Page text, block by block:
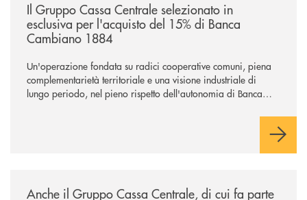
Il Gruppo Cassa Centrale selezionato in
esclusiva per l'acquisto del 15% di Banca
Cambiano 1884
Un'operazione fondata su radici cooperative comuni, piena
complementarietà territoriale e una visione industriale di
lungo periodo, nel pieno rispetto dell'autonomia di Banca
negoziazione esclusiva per la finalizzazione dell’operazione.
Anche il Gruppo Cassa Centrale, di cui fa parte